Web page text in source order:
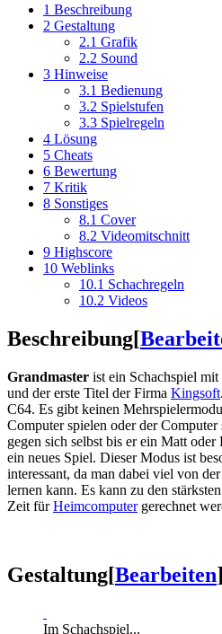
1 Beschreibung
2 Gestaltung
2.1 Grafik
2.2 Sound
3 Hinweise
3.1 Bedienung
3.2 Spielstufen
3.3 Spielregeln
4 Lösung
5 Cheats
6 Bewertung
7 Kritik
8 Sonstiges
8.1 Cover
8.2 Videomitschnitt
9 Highscore
10 Weblinks
10.1 Schachregeln
10.2 Videos
Beschreibung[
Grandmaster ist ein Schachspiel
und der erste Titel der Firma Kingsoft
C64. Es gibt keinen
Computer spielen oder der
gegen sich selbst bis er ein Matt
ein neues Spiel. Dieser Modus ist
interessant, da man dabei viel von
lernen kann. Es kann zu den
Zeit fürHeimcomputergerechnet
Gestaltung[Bearbeiten]
Im Schachspiel...